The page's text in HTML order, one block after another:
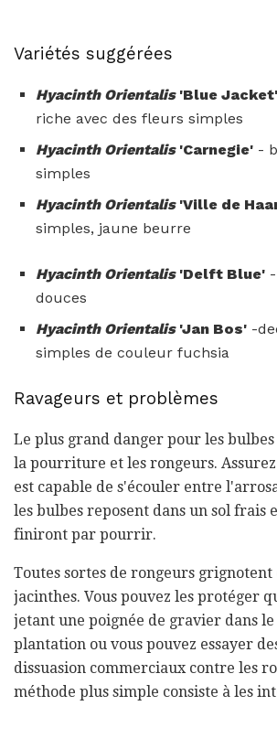
Variétés suggérées
Hyacinth Orientalis'Blue Jacket'
riche avec des fleurs simples
Hyacinth Orientalis'Carnegie' -
simples
Hyacinth Orientalis'Ville de
simples, jaune beurre
Hyacinth Orientalis'Delft Blue'
douces
Hyacinth Orientalis'Jan Bos' -
simples de couleur fuchsia
Ravageurs et problèmes
Le plus grand danger pour les
la pourriture et les rongeurs.
est capable de s'écouler entre
les bulbes reposent dans un sol frais
finiront par pourrir.
Toutes sortes de rongeurs grignotent
jacinthes. Vous pouvez les protéger
jetant une poignée de gravier dans
plantation ou vous pouvez essayer
dissuasion commerciaux contre les
méthode plus simple consiste à les